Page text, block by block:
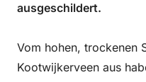
ausgeschildert.
Vom hohen, trockenen
Kootwijkerveen aus